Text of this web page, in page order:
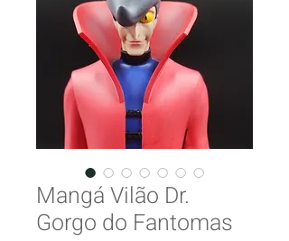
Mangá Vilão Dr.
Gorgo do Fantomas